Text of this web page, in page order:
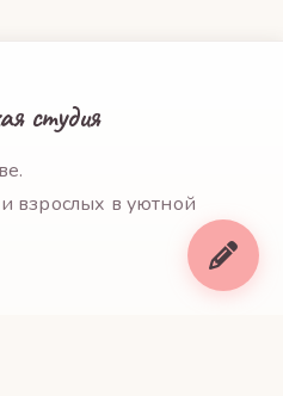
студия
взрослых в уютной